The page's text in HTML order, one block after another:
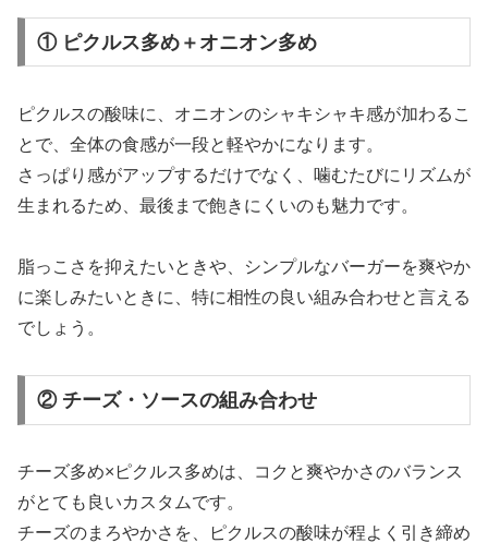
① ピクルス多め＋オニオン多め
ピクルスの酸味に、オニオンのシャキシャキ感が加わるこ
とで、全体の食感が一段と軽やかになります。
さっぱり感がアップするだけでなく、噛むたびにリズムが
生まれるため、最後まで飽きにくいのも魅力です。
脂っこさを抑えたいときや、シンプルなバーガーを爽やか
に楽しみたいときに、特に相性の良い組み合わせと言える
でしょう。
② チーズ・ソースの組み合わせ
チーズ多め×ピクルス多めは、コクと爽やかさのバランス
がとても良いカスタムです。
チーズのまろやかさを、ピクルスの酸味が程よく引き締め